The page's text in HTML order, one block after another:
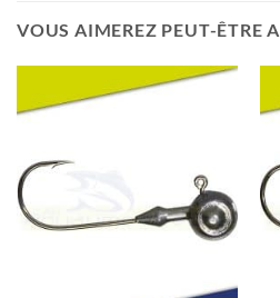
Avis des
Basé sur
Écrire un
VOUS AIMEREZ PEUT-ÊTRE